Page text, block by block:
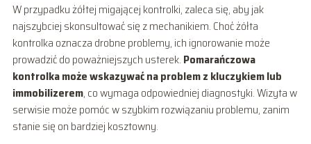
W przypadku żółtej migającej kontrolki, zaleca się, aby jak
najszybciej skonsultować się z mechanikiem. Choć żółta
kontrolka oznacza drobne problemy, ich ignorowanie może
prowadzić do poważniejszych usterek. Pomarańczowa
kontrolka może wskazywać na problem z kluczykiem lub
immobilizerem, co wymaga odpowiedniej diagnostyki. Wizyta w
serwisie może pomóc w szybkim rozwiązaniu problemu, zanim
stanie się on bardziej kosztowny.